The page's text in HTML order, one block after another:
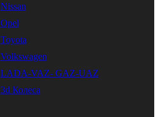
Nissan
Opel
Toyota
Volkswagen
LADA-VAZ- GAZ-UAZ
3d Колеса